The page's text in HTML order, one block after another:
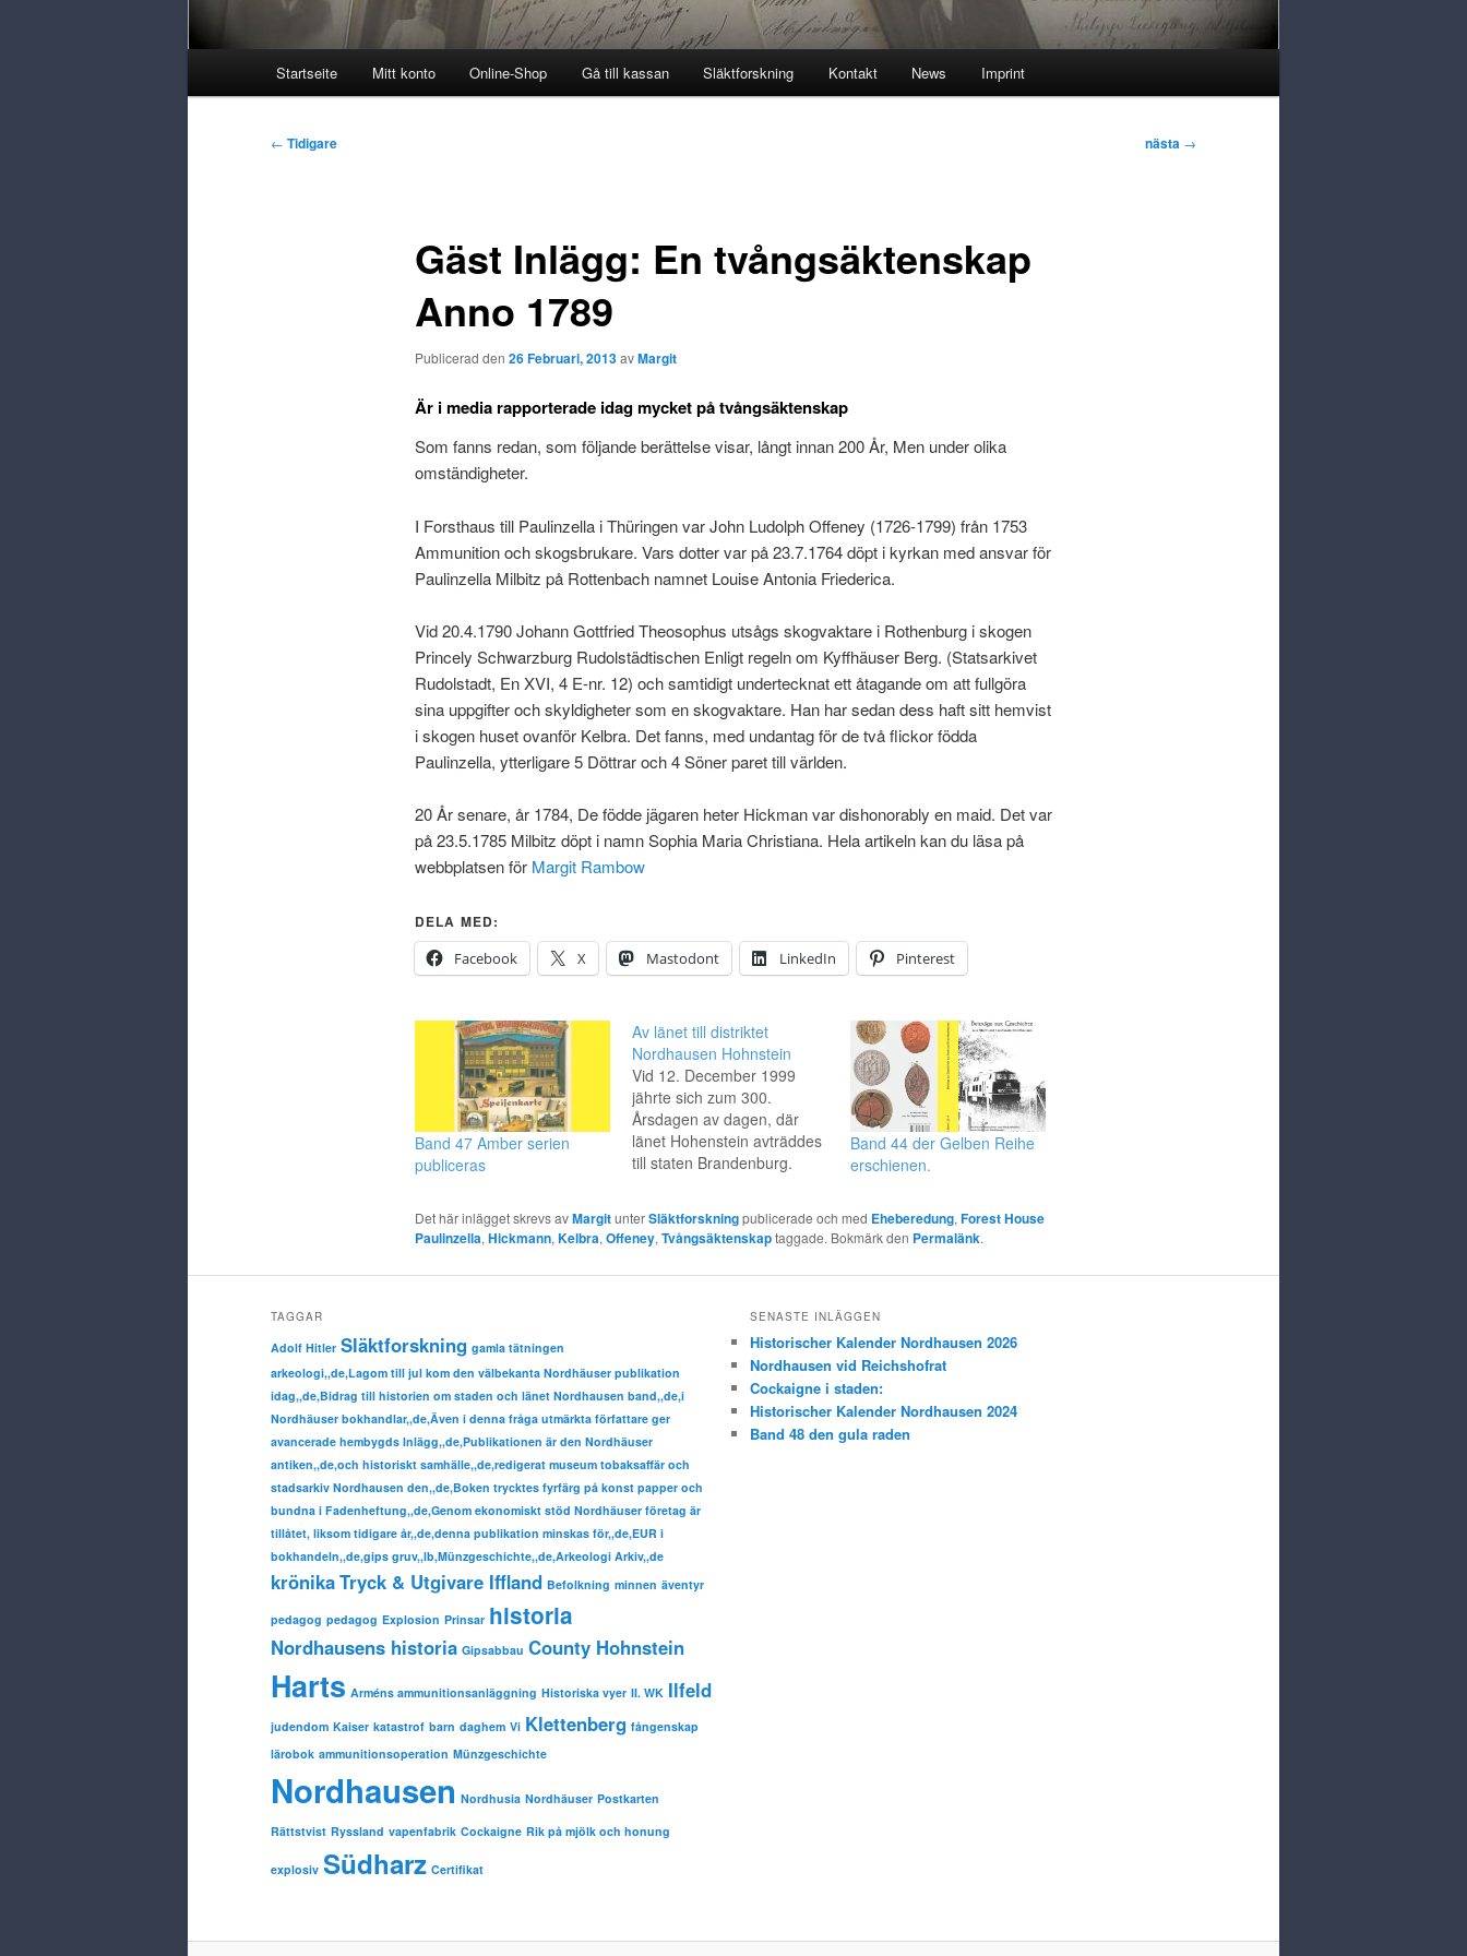
Startseite Mitt konto Online-Shop Gå till kassan Släktforskning Kontakt News Imprint
Postnavigering
← Tidigare nästa →
Gäst Inlägg: En tvångsäktenskap
Anno 1789
Publicerad den 26 Februari, 2013avMargit
Är i media rapporterade idag mycket på tvångsäktenskap
Som fanns redan, som följande berättelse visar, långt innan 200 År, Men under olika
omständigheter.
I Forsthaus till Paulinzella i Thüringen var John Ludolph Offeney (1726-1799) från 1753
Ammunition och skogsbrukare. Vars dotter var på 23.7.1764 döpt i kyrkan med ansvar för
Paulinzella Milbitz på Rottenbach namnet Louise Antonia Friederica.
Vid 20.4.1790 Johann Gottfried Theosophus utsågs skogvaktare i Rothenburg i skogen
Princely Schwarzburg Rudolstädtischen Enligt regeln om Kyffhäuser Berg. (Statsarkivet
Rudolstadt, En XVI, 4 E-nr. 12) och samtidigt undertecknat ett åtagande om att fullgöra
sina uppgifter och skyldigheter som en skogvaktare. Han har sedan dess haft sitt hemvist
i skogen huset ovanför Kelbra. Det fanns, med undantag för de två flickor födda
Paulinzella, ytterligare 5 Döttrar och 4 Söner paret till världen.
20 År senare, år 1784, De födde jägaren heter Hickman var dishonorably en maid. Det var
på 23.5.1785 Milbitz döpt i namn Sophia Maria Christiana. Hela artikeln kan du läsa på
webbplatsen förMargit Rambow
DELA MED:
Facebook
X Mastodont LinkedIn Pinterest
Band 47 Amber serien
publiceras
Av länet till distriktet
Nordhausen Hohnstein
Vid 12. December 1999
jährte sich zum 300.
Årsdagen av dagen, där
länet Hohenstein avträddes
till staten Brandenburg.
kleinen geschichtlichen
Abriß der Grafschaft
Hohenstein, dem späteren
ge, wobei besonderes
Augenmerk auf die Zeit
Band 44 der Gelben Reihe
erschienen.
Det här inlägget skrevs avMargitunterSläktforskningpublicerade och med Eheberedung, Forest House
Paulinzella, Hickmann, Kelbra, Offeney, Tvångsäktenskaptaggade. Bokmärk den Permalänk.
TAGGAR
Adolf Hitler Släktforskning gamla tätningen
arkeologi,,de,Lagom till jul kom den välbekanta Nordhäuser publikation
idag,,de,Bidrag till historien om staden och länet Nordhausen band,,de,i
Nordhäuser bokhandlar,,de,Även i denna fråga utmärkta författare ger
avancerade hembygds Inlägg,,de,Publikationen är den Nordhäuser
antiken,,de,och historiskt samhälle,,de,redigerat museum tobaksaffär och
stadsarkiv Nordhausen den,,de,Boken trycktes fyrfärg på konst papper och
bundna i Fadenheftung,,de,Genom ekonomiskt stöd Nordhäuser företag är
tillåtet, liksom tidigare år,,de,denna publikation minskas för,,de,EUR i
bokhandeln,,de,gips gruv,,lb,Münzgeschichte,,de,Arkeologi Arkiv,,de
krönikaTryck & Utgivare Iffland Befolkning minnen äventyr
pedagog pedagog Explosion Prinsar historia
Nordhausens historia Gipsabbau County Hohnstein
Harts Arméns ammunitionsanläggning Historiska vyer II. WK Ilfeld
judendom Kaiser katastrof barn daghem Vi Klettenberg fångenskap
lärobok ammunitionsoperation Münzgeschichte
Nordhausen Nordhusia Nordhäuser Postkarten
Rättstvist Ryssland vapenfabrik Cockaigne Rik på mjölk och honung
explosiv Südharz Certifikat
SENASTE INLÄGGEN
Historischer Kalender Nordhausen 2026
Nordhausen vid Reichshofrat
Cockaigne i staden:
Historischer Kalender Nordhausen 2024
Band 48 den gula raden